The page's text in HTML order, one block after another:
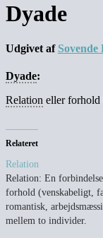
Dyade
Udgivet af Sovende
Dyade:
Relation eller forhold
Relateret
Relation
Relation: En
forhold (venskabeligt,
romantisk,
mellem to individer.